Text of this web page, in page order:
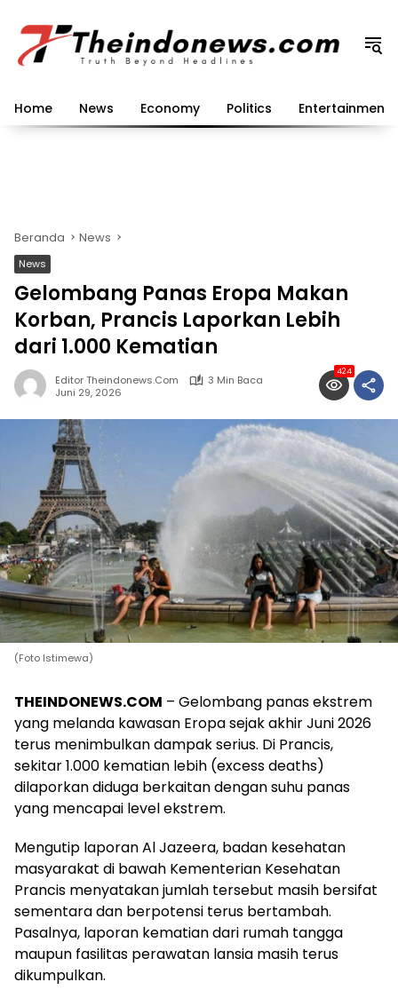
konten
Home News Economy Politics Entertainment
Beranda News
News
Gelombang Panas Eropa Makan
Korban, Prancis Laporkan Lebih
dari 1.000 Kematian
Editor Theindonews.com
3 Min Baca
Juni 29, 2026
424
(Foto Istimewa)
THEINDONEWS.COM – Gelombang panas ekstrem
yang melanda kawasan Eropa sejak akhir Juni 2026
terus menimbulkan dampak serius. Di Prancis,
sekitar 1.000 kematian lebih (excess deaths)
dilaporkan diduga berkaitan dengan suhu panas
yang mencapai level ekstrem.
Mengutip laporan Al Jazeera, badan kesehatan
masyarakat di bawah Kementerian Kesehatan
Prancis menyatakan jumlah tersebut masih bersifat
sementara dan berpotensi terus bertambah.
Pasalnya, laporan kematian dari rumah tangga
maupun fasilitas perawatan lansia masih terus
dikumpulkan.